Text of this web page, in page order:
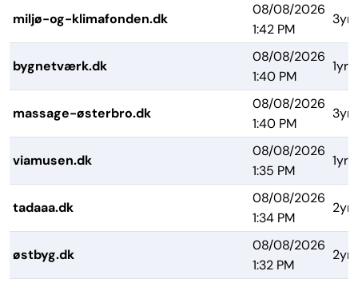
miljø-og-klimafonden.dk
08/08/2026
1:42 PM
3yrs
bygnetværk.dk
08/08/2026
1:40 PM
1yr
massage-østerbro.dk
08/08/2026
1:40 PM
3yrs
viamusen.dk
08/08/2026
1:35 PM
1yr
tadaaa.dk
08/08/2026
1:34 PM
2yrs
østbyg.dk
08/08/2026
1:32 PM
2yrs